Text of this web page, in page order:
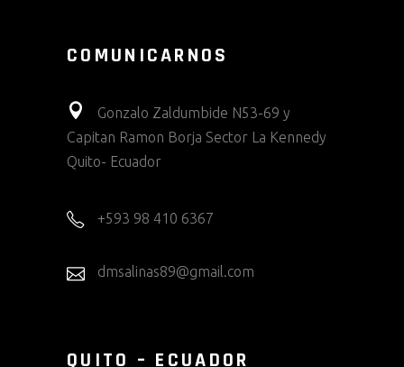
COMUNICARNOS
Gonzalo Zaldumbide N53-69 y
Capitan Ramon Borja Sector La Kennedy
Quito- Ecuador
+593 98 410 6367
dmsalinas89@gmail.com
QUITO – ECUADOR